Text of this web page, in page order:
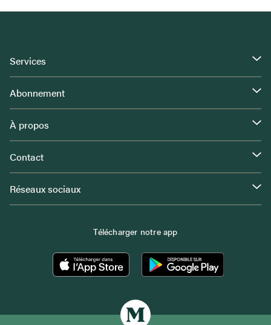
Services
Abonnement
À propos
Contact
Réseaux sociaux
Télécharger notre app